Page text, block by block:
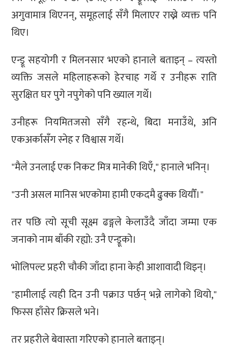
अगुवामात्र थिएनन्, समूहलाई सँगै मिलाएर राख्ने व्यक्त पनि
थिए।
एन्ड्रू सहयोगी र मिलनसार भएको हानाले बताइन् – त्यस्तो
व्यक्ति जसले महिलाहरूको हेरचाह गर्थे र उनीहरू राति
सुरक्षित घर पुगे नपुगेको पनि ख्याल गर्थे।
उनीहरू नियमितजसो सँगै रहन्थे, बिदा मनाउँथे, अनि
एकअर्कासँग स्नेह र विश्वास गर्थे।
"मैले उनलाई एक निकट मित्र मानेकी थिएँ," हानाले भनिन्।
"उनी असल मानिस भएकोमा हामी एकदमै ढुक्क थियौँ।"
तर पछि त्यो सूची सूक्ष्म ढङ्गले केलाउँदै जाँदा जम्मा एक
जनाको नाम बाँकी रह्यो: उनै एन्ड्रूको।
भोलिपल्ट प्रहरी चौकी जाँदा हाना केही आशावादी थिइन्।
"हामीलाई त्यही दिन उनी पक्राउ पर्छन् भन्ने लागेको थियो,"
फिस्स हाँसेर क्रिसले भने।
तर प्रहरीले बेवास्ता गरिएको हानाले बताइन्।